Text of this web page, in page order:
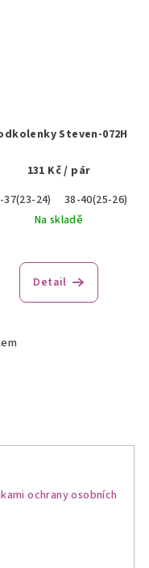
Steven-072H
131 Kč/ pár
37(23-24)
38-40(25-26)
Na skladě
Detail
ochrany osobních